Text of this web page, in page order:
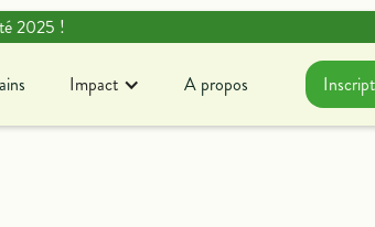
2025 !
Impact
A propos